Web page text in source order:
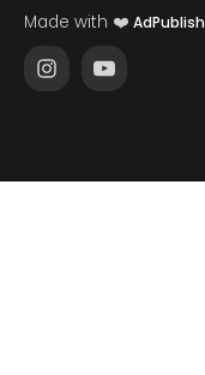
Made with ❤️ AdPublish